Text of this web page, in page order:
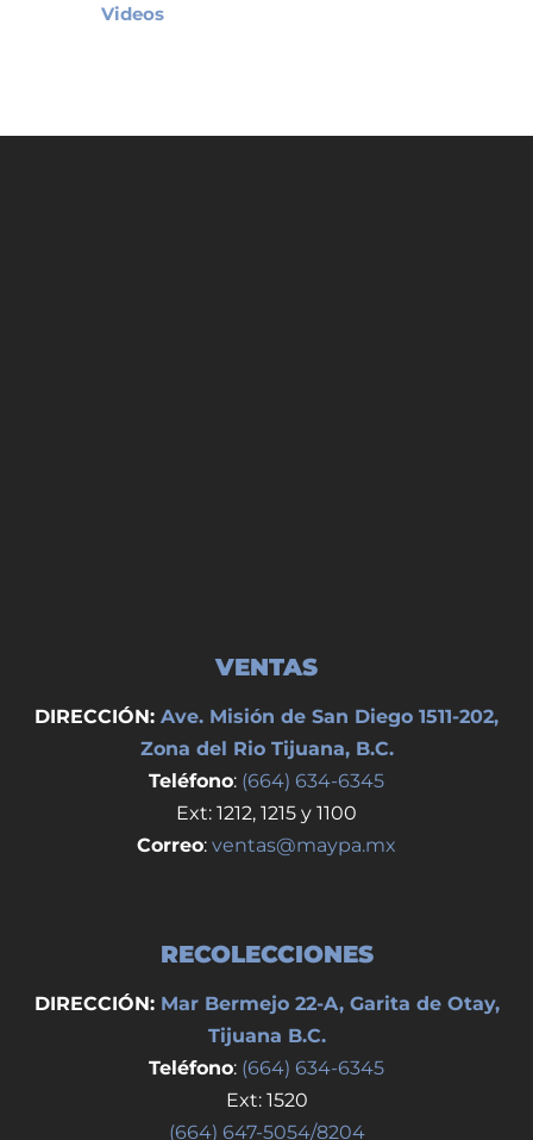
Videos
VENTAS
DIRECCIÓN: Ave. Misión de San Diego 1511-202,
Zona del Rio Tijuana, B.C.
Teléfono: (664) 634-6345
Ext: 1212, 1215 y 1100
Correo: ventas@maypa.mx
RECOLECCIONES
DIRECCIÓN: Mar Bermejo 22-A, Garita de Otay,
Tijuana B.C.
Teléfono: (664) 634-6345
Ext: 1520
(664) 647-5054/8204